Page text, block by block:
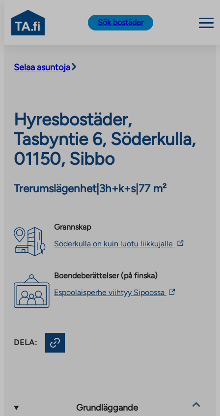
content
TA.fi
Sök bostäder
Selaa asuntoja
Hyresbostäder,
Tasbyntie 6, Söderkulla,
01150, Sibbo
Trerumslägenhet| 3h+k+s| 77 m²
Grannskap
Söderkulla on kuin luotu liikkujalle The
an
Boendeberättelser (på finska)
Espoolaisperhe viihtyy Sipoossa The
DELA:
Grundläggande